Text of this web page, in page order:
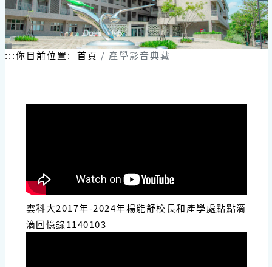
跳
到
主
要
內:::你目前位置: 首頁 產學影音典藏
雲科大2017年-2024年楊能舒校長和產學處點點滴
滴回憶錄1140103